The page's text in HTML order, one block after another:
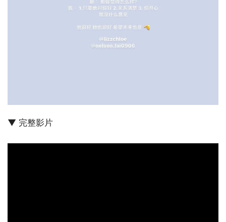
▼ 完整影片